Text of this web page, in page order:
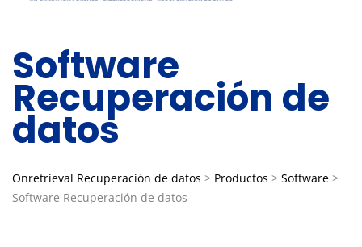
Software
Recuperación de
datos
Onretrieval Recuperación de datos > Productos > Software >
Software Recuperación de datos